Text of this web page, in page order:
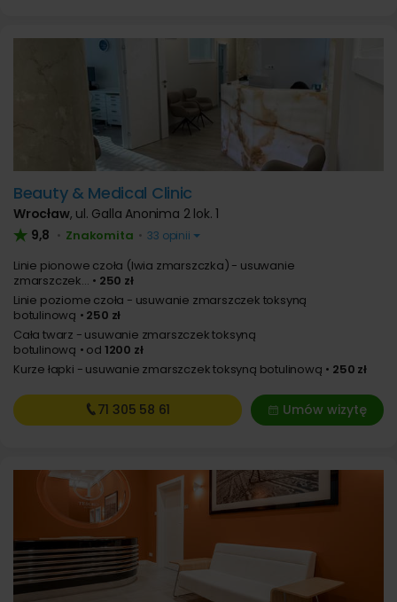
Beauty & Medical Clinic
Wrocław, ul. Galla Anonima 2 lok. 1
9,8 • Znakomita • 33 opinii
Linie pionowe czoła (lwia zmarszczka) - usuwanie
zmarszczek...
250 zł
Linie poziome czoła - usuwanie zmarszczek toksyną
botulinową
250 zł
Cała twarz - usuwanie zmarszczek toksyną
botulinową
od 1200 zł
Kurze łapki - usuwanie zmarszczek toksyną botulinową
250 zł
Umów wizytę
71 305 58 61